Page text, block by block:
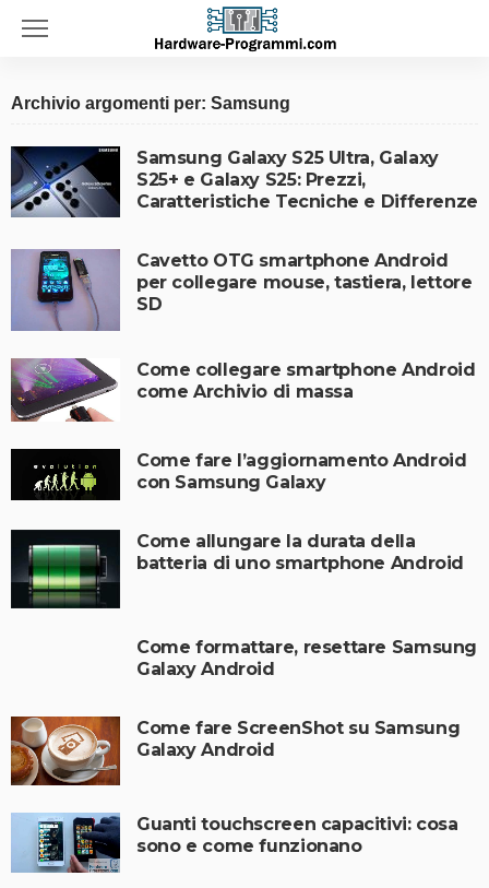
Archivio argomenti per: Samsung
Samsung Galaxy S25 Ultra, Galaxy
S25+ e Galaxy S25: Prezzi,
Caratteristiche Tecniche e Differenze
Cavetto OTG smartphone Android
per collegare mouse, tastiera, lettore
SD
Come collegare smartphone Android
come Archivio di massa
Come fare l’aggiornamento Android
con Samsung Galaxy
Come allungare la durata della
batteria di uno smartphone Android
Come formattare, resettare Samsung
Galaxy Android
Come fare ScreenShot su Samsung
Galaxy Android
Guanti touchscreen capacitivi: cosa
sono e come funzionano